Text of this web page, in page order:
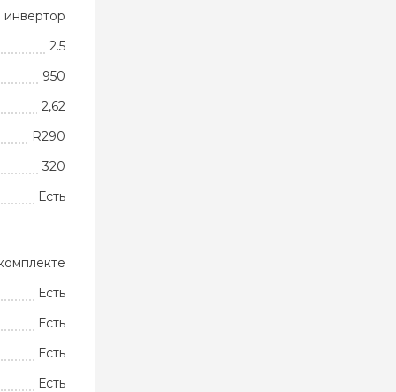
2.5
950
2,62
R290
320
Есть
Есть
Есть
Есть
Есть